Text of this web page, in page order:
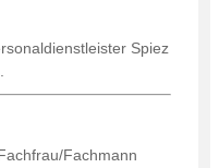
Spiez
Fachmann